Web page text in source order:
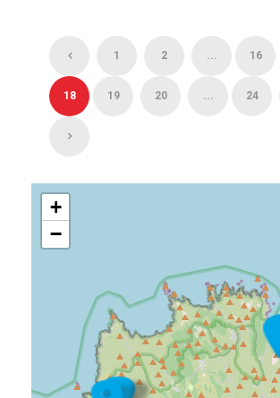
1 2 ... 16
18 19 20 ... 24
+
−